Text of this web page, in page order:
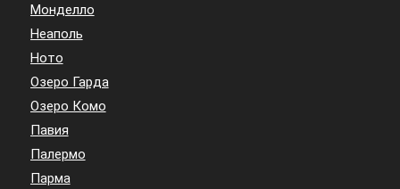
Монделло
Неаполь
Ното
Озеро Гарда
Озеро Комо
Павия
Палермо
Парма